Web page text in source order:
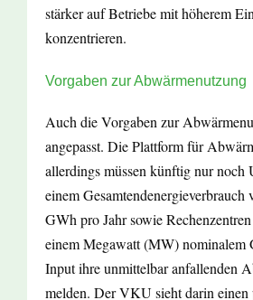
stärker auf Betriebe mit höherem
konzentrieren.
Vorgaben zur Abwärmenutzung
Auch die Vorgaben zur
angepasst. Die Plattform für
allerdings müssen künftig nur noch
einem Gesamtendenergieverbrauch
GWh pro Jahr sowie
einem Megawatt (MW) nominalem
Input ihre unmittelbar anfallenden
melden. Der VKU sieht darin einen